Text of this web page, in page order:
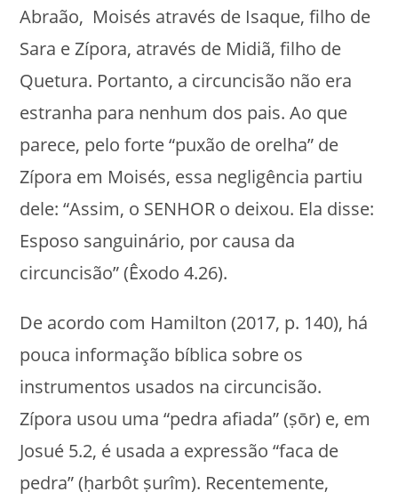
Abraão, Moisés através de Isaque, filho de
Sara e Zípora, através de Midiã, filho de
Quetura. Portanto, a circuncisão não era
estranha para nenhum dos pais. Ao que
parece, pelo forte “puxão de orelha” de
Zípora em Moisés, essa negligência partiu
dele: “Assim, o SENHOR o deixou. Ela disse:
Esposo sanguinário, por causa da
circuncisão” (Êxodo 4.26).
De acordo com Hamilton (2017, p. 140), há
pouca informação bíblica sobre os
instrumentos usados na circuncisão.
Zípora usou uma “pedra afiada” (ṣōr) e, em
Josué 5.2, é usada a expressão “faca de
pedra” (ḥarbôt ṣurîm). Recentemente,